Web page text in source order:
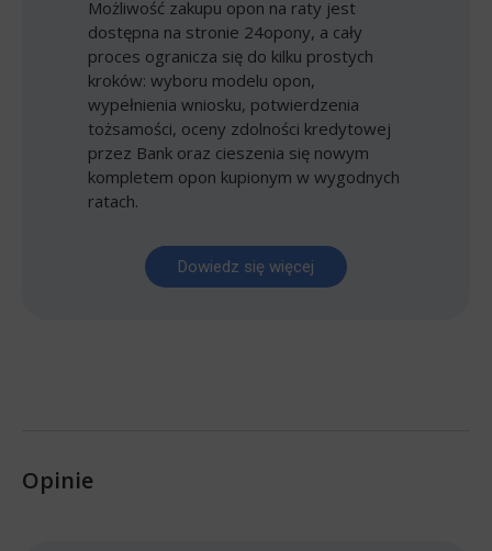
Możliwość zakupu opon na raty jest
dostępna na stronie 24opony, a cały
proces ogranicza się do kilku prostych
kroków: wyboru modelu opon,
wypełnienia wniosku, potwierdzenia
tożsamości, oceny zdolności kredytowej
przez Bank oraz cieszenia się nowym
kompletem opon kupionym w wygodnych
ratach.
Dowiedz się więcej
Opinie